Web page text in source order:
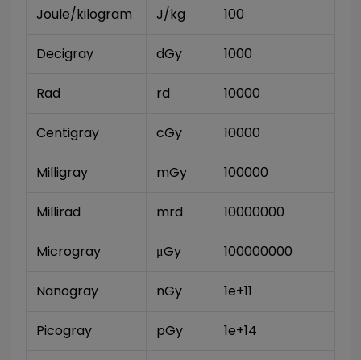
Joule/kilogram J/kg 100
Decigray dGy 1000
Rad rd 10000
Centigray cGy 10000
Milligray mGy 100000
Millirad mrd 10000000
Microgray μGy 100000000
Nanogray nGy 1e+11
Picogray pGy 1e+14